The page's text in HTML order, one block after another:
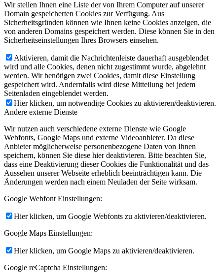
Wir stellen Ihnen eine Liste der von Ihrem Computer auf unserer
Domain gespeicherten Cookies zur Verfügung. Aus
Sicherheitsgründen können wie Ihnen keine Cookies anzeigen, die
von anderen Domains gespeichert werden. Diese können Sie in den
Sicherheitseinstellungen Ihres Browsers einsehen.
Aktivieren, damit die Nachrichtenleiste dauerhaft ausgeblendet
wird und alle Cookies, denen nicht zugestimmt wurde, abgelehnt
werden. Wir benötigen zwei Cookies, damit diese Einstellung
gespeichert wird. Andernfalls wird diese Mitteilung bei jedem
Seitenladen eingeblendet werden.
Hier klicken, um notwendige Cookies zu aktivieren/deaktivieren.
Andere externe Dienste
Wir nutzen auch verschiedene externe Dienste wie Google
Webfonts, Google Maps und externe Videoanbieter. Da diese
Anbieter möglicherweise personenbezogene Daten von Ihnen
speichern, können Sie diese hier deaktivieren. Bitte beachten Sie,
dass eine Deaktivierung dieser Cookies die Funktionalität und das
Aussehen unserer Webseite erheblich beeinträchtigen kann. Die
Änderungen werden nach einem Neuladen der Seite wirksam.
Google Webfont Einstellungen:
Hier klicken, um Google Webfonts zu aktivieren/deaktivieren.
Google Maps Einstellungen:
Hier klicken, um Google Maps zu aktivieren/deaktivieren.
Google reCaptcha Einstellungen: